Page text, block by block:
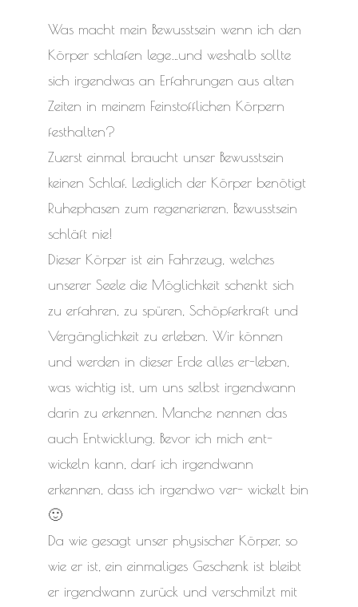
Was macht mein Bewusstsein wenn ich den
Körper schlafen lege…und weshalb sollte
sich irgendwas an Erfahrungen aus alten
Zeiten in meinem Feinstofflichen Körpern
festhalten?
Zuerst einmal braucht unser Bewusstsein
keinen Schlaf. Lediglich der Körper benötigt
Ruhephasen zum regenerieren. Bewusstsein
schläft nie!
Dieser Körper ist ein Fahrzeug, welches
unserer Seele die Möglichkeit schenkt sich
zu erfahren, zu spüren, Schöpferkraft und
Vergänglichkeit zu erleben. Wir können
und werden in dieser Erde alles er-leben,
was wichtig ist, um uns selbst irgendwann
darin zu erkennen. Manche nennen das
auch Entwicklung. Bevor ich mich ent-
wickeln kann, darf ich irgendwann
erkennen, dass ich irgendwo ver- wickelt bin
🙂
Da wie gesagt unser physischer Körper, so
wie er ist, ein einmaliges Geschenk ist bleibt
er irgendwann zurück und verschmilzt mit